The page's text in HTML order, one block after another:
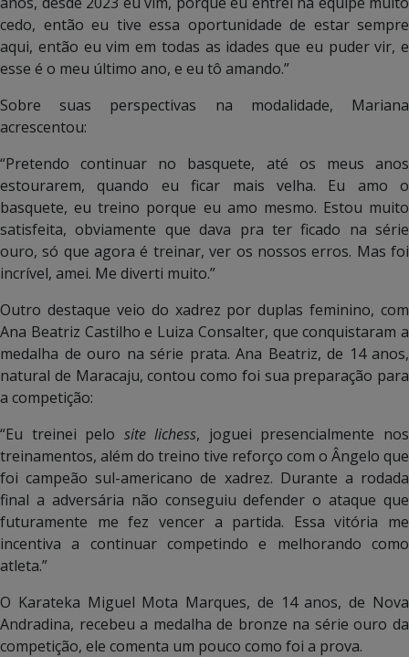
cedo, então eu tive essa oportunidade de estar sempre
aqui, então eu vim em todas as idades que eu puder vir, e
esse é o meu último ano, e eu tô amando.”
Sobre suas perspectivas na modalidade, Mariana
acrescentou:
“Pretendo continuar no basquete, até os meus anos
estourarem, quando eu ficar mais velha. Eu amo o
basquete, eu treino porque eu amo mesmo. Estou muito
satisfeita, obviamente que dava pra ter ficado na série
ouro, só que agora é treinar, ver os nossos erros. Mas foi
incrível, amei. Me diverti muito.”
Outro destaque veio do xadrez por duplas feminino, com
Ana Beatriz Castilho e Luiza Consalter, que conquistaram a
medalha de ouro na série prata. Ana Beatriz, de 14 anos,
natural de Maracaju, contou como foi sua preparação para
a competição:
“Eu treinei pelo site lichess, joguei presencialmente nos
treinamentos, além do treino tive reforço com o Ângelo que
foi campeão sul-americano de xadrez. Durante a rodada
final a adversária não conseguiu defender o ataque que
futuramente me fez vencer a partida. Essa vitória me
incentiva a continuar competindo e melhorando como
atleta.”
O Karateka Miguel Mota Marques, de 14 anos, de Nova
Andradina, recebeu a medalha de bronze na série ouro da
competição, ele comenta um pouco como foi a prova.